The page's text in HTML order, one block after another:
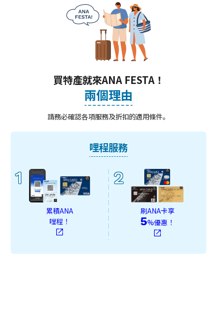
買特產就來ANA FESTA！
兩個理由
請務必確認各項服務及折扣的適用條件。
哩程服務
1
累積ANA
哩程！
2
刷ANA卡享
5%優惠！